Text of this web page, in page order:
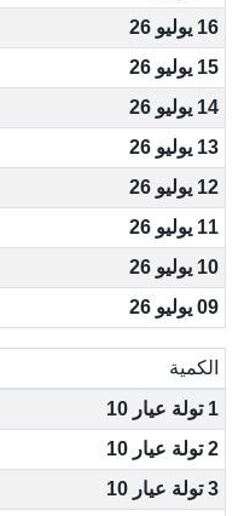
16 يوليو 26
15 يوليو 26
14 يوليو 26
13 يوليو 26
12 يوليو 26
11 يوليو 26
10 يوليو 26
09 يوليو 26
الكمية
1 تولة عيار 10
2 تولة عيار 10
3 تولة عيار 10